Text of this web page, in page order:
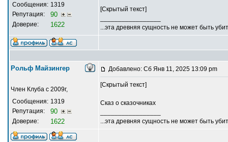
Сообщения: 1319
Репутация:
90
Доверие: 1622
[Скрытый текст]
...эта древняя сущность не может быть
Рольф Майзингер
Член Клуба с 2009г,
Сообщения: 1319
Репутация:
90
Доверие: 1622
Добавлено: Сб Янв 11, 2025 13:09 pm
[Скрытый текст]
Сказ о сказочниках
...эта древняя сущность не может быть